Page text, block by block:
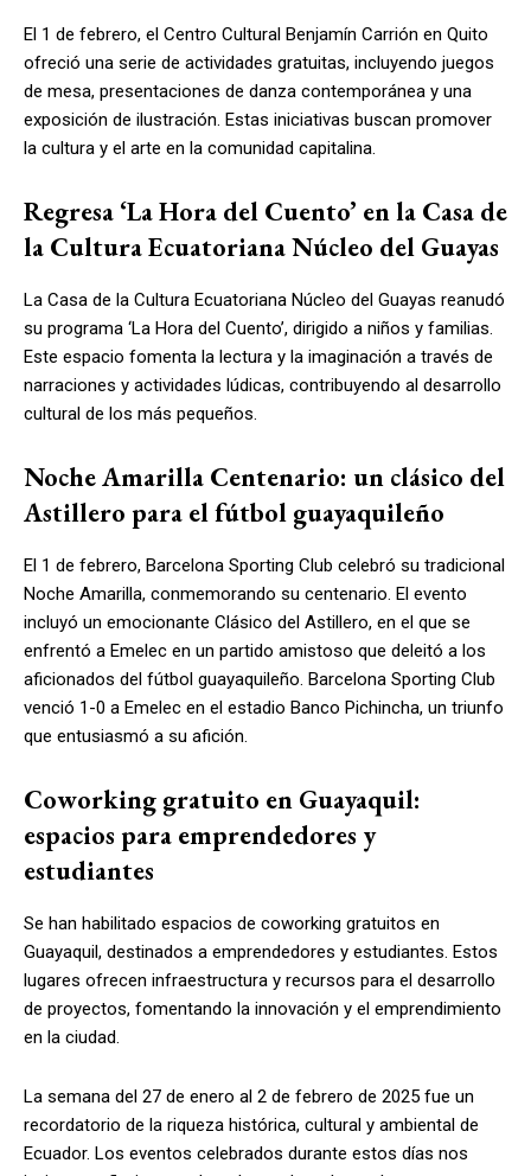
El 1 de febrero, el Centro Cultural Benjamín Carrión en Quito
ofreció una serie de actividades gratuitas, incluyendo juegos
de mesa, presentaciones de danza contemporánea y una
exposición de ilustración. Estas iniciativas buscan promover
la cultura y el arte en la comunidad capitalina.
Regresa ‘La Hora del Cuento’ en la Casa de
la Cultura Ecuatoriana Núcleo del Guayas
La Casa de la Cultura Ecuatoriana Núcleo del Guayas reanudó
su programa ‘La Hora del Cuento’, dirigido a niños y familias.
Este espacio fomenta la lectura y la imaginación a través de
narraciones y actividades lúdicas, contribuyendo al desarrollo
cultural de los más pequeños.
Noche Amarilla Centenario: un clásico del
Astillero para el fútbol guayaquileño
El 1 de febrero, Barcelona Sporting Club celebró su tradicional
Noche Amarilla, conmemorando su centenario. El evento
incluyó un emocionante Clásico del Astillero, en el que se
enfrentó a Emelec en un partido amistoso que deleitó a los
aficionados del fútbol guayaquileño. Barcelona Sporting Club
venció 1-0 a Emelec en el estadio Banco Pichincha, un triunfo
que entusiasmó a su afición.
Coworking gratuito en Guayaquil:
espacios para emprendedores y
estudiantes
Se han habilitado espacios de coworking gratuitos en
Guayaquil, destinados a emprendedores y estudiantes. Estos
lugares ofrecen infraestructura y recursos para el desarrollo
de proyectos, fomentando la innovación y el emprendimiento
en la ciudad.
La semana del 27 de enero al 2 de febrero de 2025 fue un
recordatorio de la riqueza histórica, cultural y ambiental de
Ecuador. Los eventos celebrados durante estos días nos